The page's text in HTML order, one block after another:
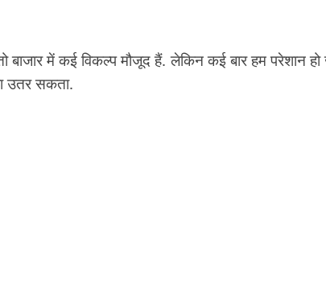
बाजार में कई विकल्प मौजूद हैं. लेकिन कई बार हम परेशान हो
उतर सकता.